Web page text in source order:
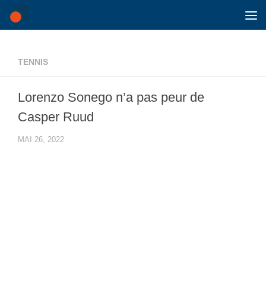
Skip to content
TENNIS
Lorenzo Sonego n’a pas peur de
Casper Ruud
MAI 26, 2022